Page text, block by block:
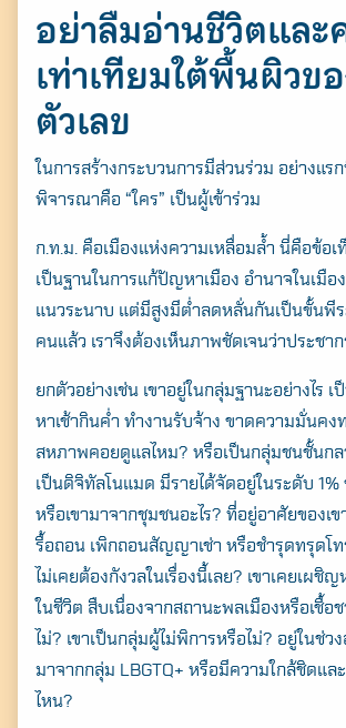
for:
อย่าลืมอ่านชีวิตและ
เท่าเทียมใต้พื้นผิวข
ตัวเลข
ในการสร้างกระบวนการมีส่วนร่วม อย่างแร
พิจารณาคือ “ใคร” เป็นผู้เข้าร่วม
ก.ท.ม. คือเมืองแห่งความเหลื่อมล้ำ นี่คือข้อเ
เป็นฐานในการแก้ปัญหาเมือง อำนาจในเมือ
แนวระนาบ แต่มีสูงมีต่ำลดหลั่นกันเป็นขั้นพี
คนแล้ว เราจึงต้องเห็นภาพชัดเจนว่าประชา
ยกตัวอย่างเช่น เขาอยู่ในกลุ่มฐานะอย่างไร
หาเช้ากินค่ำ ทำงานรับจ้าง ขาดความมั่นคง
สหภาพคอยดูแลไหม? หรือเป็นกลุ่มชนชั้นก
เป็นดิจิทัลโนแมด มีรายได้จัดอยู่ในระดับ 1%
หรือเขามาจากชุมชนอะไร? ที่อยู่อาศัยของเข
รื้อถอน เพิกถอนสัญญาเช่า หรือชำรุดทรุดโท
ไม่เคยต้องกังวลในเรื่องนี้เลย? เขาเคยเผชิ
ในชีวิต สืบเนื่องจากสถานะพลเมืองหรือเชื้อ
ไม่? เขาเป็นกลุ่มผู้ไม่พิการหรือไม่? อยู่ในช่ว
มาจากกลุ่ม LBGTQ+ หรือมีความใกล้ชิดแ
ไหน?